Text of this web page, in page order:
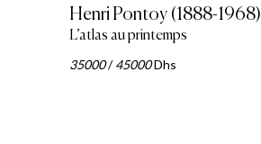
Henri Pontoy (1888-1968)
L’atlas au printemps
35000/45000Dhs